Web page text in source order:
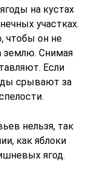
на кустах
участках.
чтобы он не
землю. Снимая
Если
срывают за
нельзя, так
как яблоки
ягод.